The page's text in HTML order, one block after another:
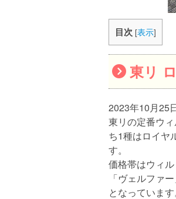
目次 [表示]
東リ
2023年10月25
東リの定番ウ
ち1種はロイヤ
す。
価格帯はウィ
「ヴェルファ
となっています